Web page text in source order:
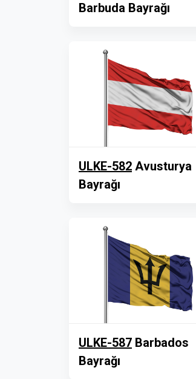
Barbuda Bayrağı
ULKE-582 Avusturya
Bayrağı
ULKE-587 Barbados
Bayrağı